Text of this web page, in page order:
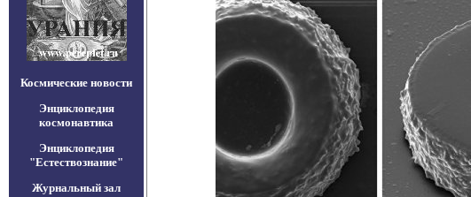
Космические новости
Энциклопедия
космонавтика
Энциклопедия
"Естествознание"
Журнальный зал